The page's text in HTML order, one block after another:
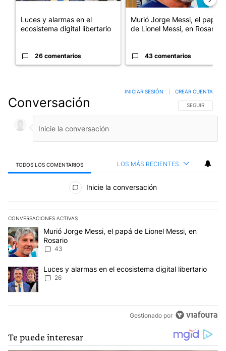
Luces y alarmas en el
ecosistema digital libertario
26 comentarios
Murió Jorge Messi, el papá
de Lionel Messi, en Rosario
43 comentarios
Conversación SIGA ESTA
SEGUIR
INICIAR SESIÓN CREAR CUENTA
TODOS LOS COMENTARIOS LOS MÁS RECIENTES
Todos los comentarios
Inicie la conversación
CONVERSACIONES ACTIVAS
Este listado muestra los artículos con más comentarios en los
Un artículo de tendencia con el título "Murió Jorge Messi, el
Murió Jorge Messi, el papá de Lionel Messi, en
Rosario
43
Un artículo de tendencia con el título "Luces y alarmas en el
Luces y alarmas en el ecosistema digital libertario
26
Gestionado por